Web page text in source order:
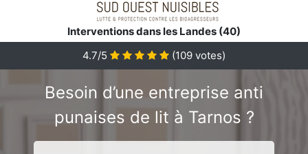
Interventions dans les Landes (40)
4.7/5
(109 votes)
Besoin d’une entreprise anti
punaises de lit à Tarnos ?